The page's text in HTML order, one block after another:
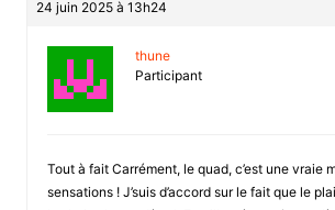
24 juin 2025 à 13h24
thune
Participant
Tout à fait Carrément, le quad, c’est une vraie
sensations ! J’suis d’accord sur le fait que le